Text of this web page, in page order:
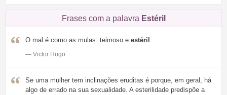
Frases com a palavra Estéril
O mal é como as mulas: teimoso e estéril .
— Victor Hugo
Se uma mulher tem inclinações eruditas é porque, em geral, há
algo de errado na sua sexualidade. A esterilidade predispõe a